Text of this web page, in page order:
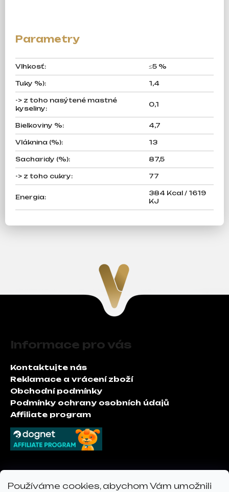
Používáme cookies, abychom Vám umožnili
Vlhkosť: ≤5 %
Tuky %): 1,4
-> z toho nasýtené mastné
kyseliny:
0,1
Bielkoviny %: 4,7
Vláknina (%): 13
Sacharidy (%): 87,5
-> z toho cukry: 77
Energia:
384 Kcal / 1619
KJ
Informace pro vás
Kontaktujte nás
Reklamace a vrácení zboží
Obchodní podmínky
Podmínky ochrany osobních údajů
Affiliate program